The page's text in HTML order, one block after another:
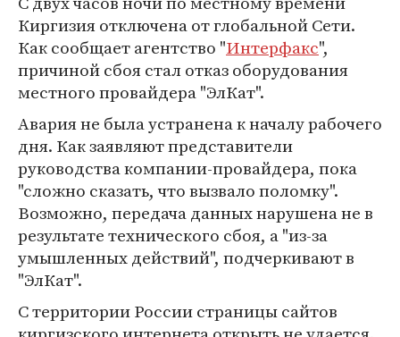
Киргизия отключена от глобальной Сети.
Как сообщает агентство "Интерфакс",
причиной сбоя стал отказ оборудования
местного провайдера "ЭлКат".
Авария не была устранена к началу рабочего
дня. Как заявляют представители
руководства компании-провайдера, пока
"сложно сказать, что вызвало поломку".
Возможно, передача данных нарушена не в
результате технического сбоя, а "из-за
умышленных действий", подчеркивают в
"ЭлКат".
С территории России страницы сайтов